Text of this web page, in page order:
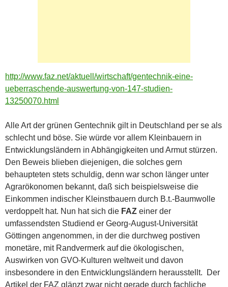
http://www.faz.net/aktuell/wirtschaft/gentechnik-eine-
ueberraschende-auswertung-von-147-studien-
13250070.html
Alle Art der grünen Gentechnik gilt in Deutschland per se als
schlecht und böse. Sie würde vor allem Kleinbauern in
Entwicklungsländern in Abhängigkeiten und Armut stürzen.
Den Beweis blieben diejenigen, die solches gern
behaupteten stets schuldig, denn war schon länger unter
Agrarökonomen bekannt, daß sich beispielsweise die
Einkommen indischer Kleinstbauern durch B.t.-Baumwolle
verdoppelt hat. Nun hat sich die FAZ einer der
umfassendsten Studiend er Georg-August-Universität
Göttingen angenommen, in der die durchweg postiven
monetäre, mit Randvermerk auf die ökologischen,
Auswirken von GVO-Kulturen weltweit und davon
insbesondere in den Entwicklungsländern herausstellt. Der
Artikel der FAZ glänzt zwar nicht gerade durch fachliche